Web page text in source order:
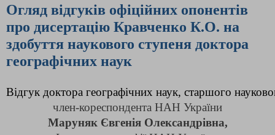
Огляд відгуків офіційних опонентів
про дисертацію Кравченко К.О. на
здобуття наукового ступеня доктора
географічних наук
Відгук доктора географічних наук, старшого
член-кореспондента НАН України
Маруняк Євгенія Олександрівна,